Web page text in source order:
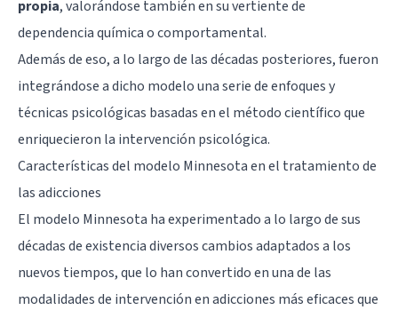
propia, valorándose también en su vertiente de
dependencia química o comportamental.
Además de eso, a lo largo de las décadas posteriores, fueron
integrándose a dicho modelo una serie de enfoques y
técnicas psicológicas basadas en el método científico que
enriquecieron la intervención psicológica.
Características del modelo Minnesota en el tratamiento de
las adicciones
El modelo Minnesota ha experimentado a lo largo de sus
décadas de existencia diversos cambios adaptados a los
nuevos tiempos, que lo han convertido en una de las
modalidades de intervención en adicciones más eficaces que